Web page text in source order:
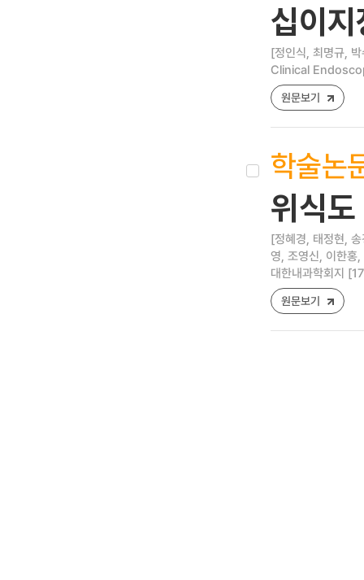
십이
[정인식, 최명규,
Clinical
원문보기
학술논
위식
[정혜경, 태정현,
영, 조영신, 이한홍
대한내과학회지
원문보기